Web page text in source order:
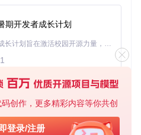
创作，更多精彩内容等你共创
登录/注册
中实
择最优引擎，但用户也可在容
目录]/alsaserver/ALSAClient.j
据转换为Android硬件可识别的
频卡顿"，通常与缓冲区设置不
期开发者成长计划
「源启盛夏」暑期校园开发者成长计划旨在激活校园开源力量，通过积分激励、认证扶持、资源倾斜等形式，引导高校组织和开发者完成「入驻 — 建项目 — 做贡献 — 获认证 — 得资源」的完整闭环。无论你是想带领社团入驻平台的组织者，还是希望用代码贡献证明自己的开发者，都能在这里找到属于你的成长路径。
1
基于Python的Xiaozhi AI，适用于想要完整Xiaozhi体验而无需拥有专用硬件的用户。